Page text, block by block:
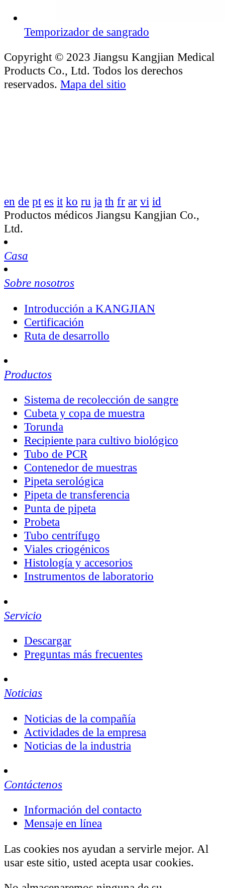
Temporizador de sangrado
Copyright © 2023 Jiangsu Kangjian Medical
Products Co., Ltd. Todos los derechos
reservados. Mapa del sitio
en de pt es it ko ru ja th fr ar vi id
Productos médicos Jiangsu Kangjian Co.,
Ltd.
Casa
Sobre nosotros
Introducción a KANGJIAN
Certificación
Ruta de desarrollo
Productos
Sistema de recolección de sangre
Cubeta y copa de muestra
Torunda
Recipiente para cultivo biológico
Tubo de PCR
Contenedor de muestras
Pipeta serológica
Pipeta de transferencia
Punta de pipeta
Probeta
Tubo centrífugo
Viales criogénicos
Histología y accesorios
Instrumentos de laboratorio
Servicio
Descargar
Preguntas más frecuentes
Noticias
Noticias de la compañía
Actividades de la empresa
Noticias de la industria
Contáctenos
Información del contacto
Mensaje en línea
Las cookies nos ayudan a servirle mejor. Al
usar este sitio, usted acepta usar cookies.